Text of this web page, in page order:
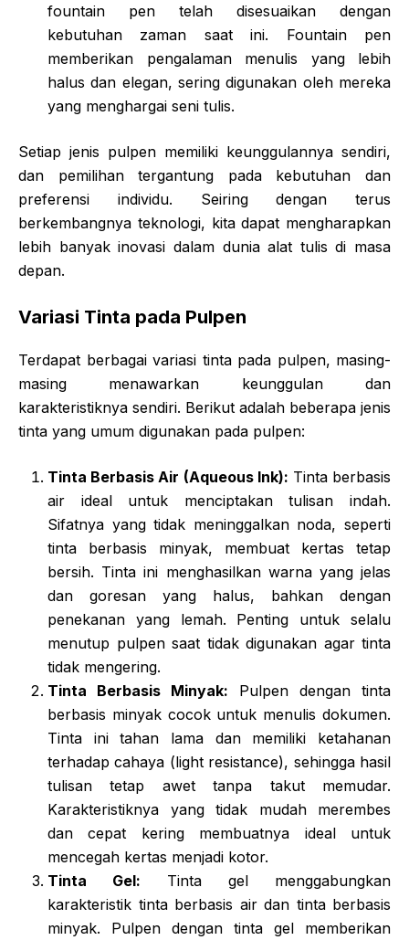
fountain pen telah disesuaikan dengan
kebutuhan zaman saat ini. Fountain pen
memberikan pengalaman menulis yang lebih
halus dan elegan, sering digunakan oleh mereka
yang menghargai seni tulis.
Setiap jenis pulpen memiliki keunggulannya sendiri,
dan pemilihan tergantung pada kebutuhan dan
preferensi individu. Seiring dengan terus
berkembangnya teknologi, kita dapat mengharapkan
lebih banyak inovasi dalam dunia alat tulis di masa
depan.
Variasi Tinta pada Pulpen
Terdapat berbagai variasi tinta pada pulpen, masing-
masing menawarkan keunggulan dan
karakteristiknya sendiri. Berikut adalah beberapa jenis
tinta yang umum digunakan pada pulpen:
Tinta Berbasis Air (Aqueous Ink): Tinta berbasis
air ideal untuk menciptakan tulisan indah.
Sifatnya yang tidak meninggalkan noda, seperti
tinta berbasis minyak, membuat kertas tetap
bersih. Tinta ini menghasilkan warna yang jelas
dan goresan yang halus, bahkan dengan
penekanan yang lemah. Penting untuk selalu
menutup pulpen saat tidak digunakan agar tinta
tidak mengering.
Tinta Berbasis Minyak: Pulpen dengan tinta
berbasis minyak cocok untuk menulis dokumen.
Tinta ini tahan lama dan memiliki ketahanan
terhadap cahaya (light resistance), sehingga hasil
tulisan tetap awet tanpa takut memudar.
Karakteristiknya yang tidak mudah merembes
dan cepat kering membuatnya ideal untuk
mencegah kertas menjadi kotor.
Tinta Gel: Tinta gel menggabungkan
karakteristik tinta berbasis air dan tinta berbasis
minyak. Pulpen dengan tinta gel memberikan